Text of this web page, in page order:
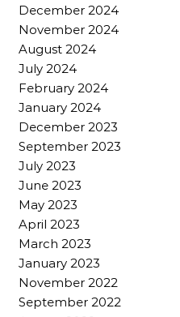
December 2024
November 2024
August 2024
July 2024
February 2024
January 2024
December 2023
September 2023
July 2023
June 2023
May 2023
April 2023
March 2023
January 2023
November 2022
September 2022